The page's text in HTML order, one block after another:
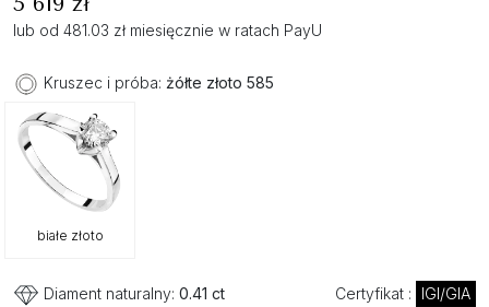
lub od 481.03 zł miesięcznie w ratach PayU
Kruszec i próba: żółte złoto 585
białe złoto
Diament naturalny: 0.41 ct Certyfikat :
IGI/GIA